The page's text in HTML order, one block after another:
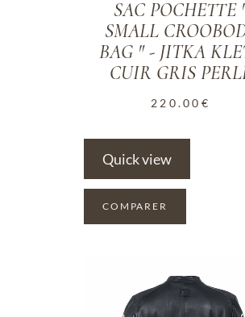
SAC POCHETTE
SMALL
BAG " - JITKA
CUIR GRIS
220.00 €
Quick view
COMPARER